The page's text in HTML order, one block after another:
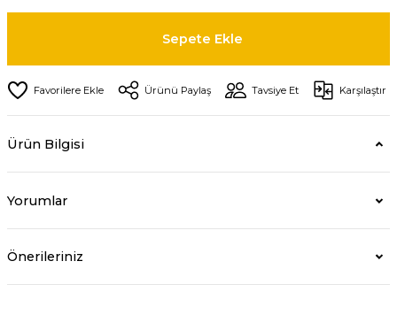
Sepete Ekle
Ürünü Paylaş Tavsiye Et Karşılaştır
Ürün Bilgisi
Yorumlar
Önerileriniz